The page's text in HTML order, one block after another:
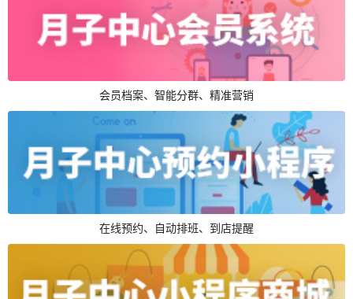
会员档案、智能分群、精准营销
在线预约、自动排班、到店提醒